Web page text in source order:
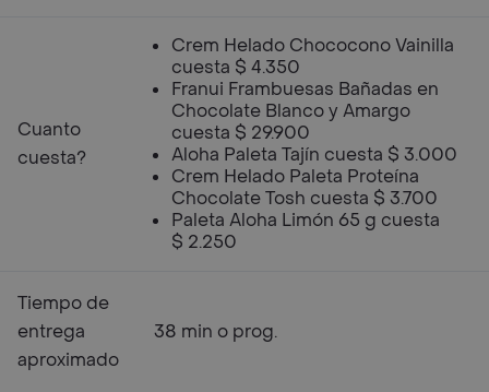
Cuanto
cuesta?
Crem Helado Chococono Vainilla
cuesta $ 4.350
Franui Frambuesas Bañadas en
Chocolate Blanco y Amargo
cuesta $ 29.900
Aloha Paleta Tajín cuesta $ 3.000
Crem Helado Paleta Proteína
Chocolate Tosh cuesta $ 3.700
Paleta Aloha Limón 65 g cuesta
$ 2.250
Tiempo de
entrega
aproximado
38 min o prog.